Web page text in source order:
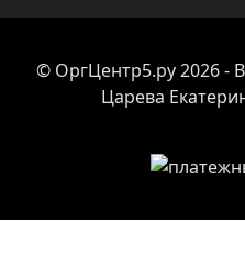
© ОргЦентр5.ру 2026 -
Царева